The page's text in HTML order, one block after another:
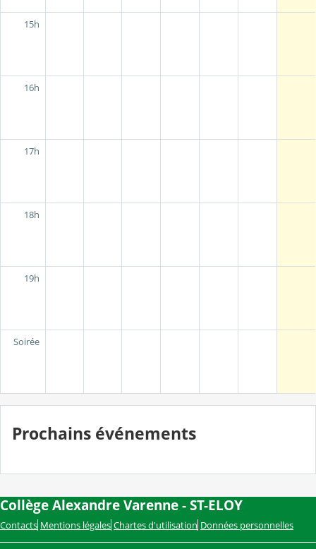
15h
16h
17h
18h
19h
Soirée
Prochains événements
Collège Alexandre Varenne - ST-ELOY
Contacts Mentions légales Chartes d'utilisation Données personnelles